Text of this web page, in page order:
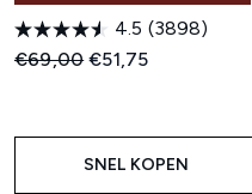
4.5 (3898)
Recommended Retail Price:
€69,00Huidige prijs:
€51,75
SNEL KOPEN